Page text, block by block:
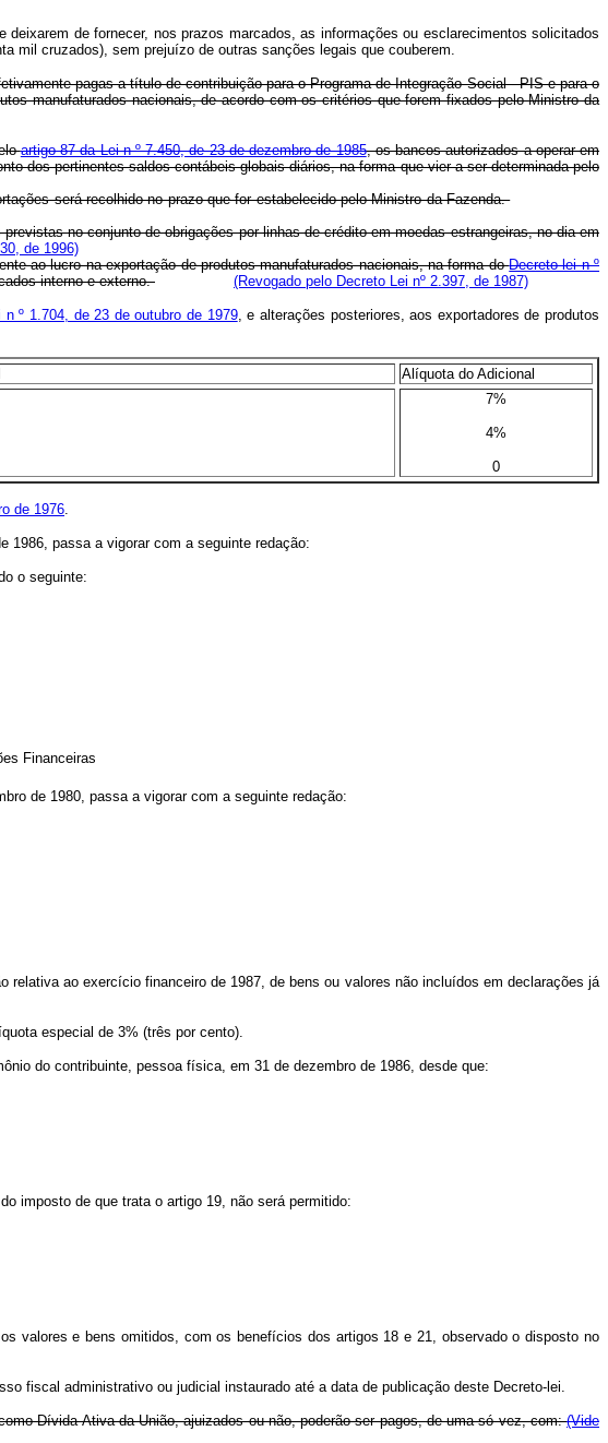
deixarem de fornecer, nos prazos marcados, as informações ou esclarecimentos solicitados
mil cruzados), sem prejuízo de outras sanções legais que couberem.
pagas a título de contribuição para o Programa de Integração Social - PIS e para o
manufaturados nacionais, de acordo com os critérios que forem fixados pelo Ministro da
artigo 87 da Lei n º 7.450, de 23 de dezembro de 1985, os bancos autorizados a operar em
dos pertinentes saldos contábeis globais diários, na forma que vier a ser determinada pelo
será recolhido no prazo que for estabelecido pelo Ministro da Fazenda.
no conjunto de obrigações por linhas de crédito em moedas estrangeiras, no dia em
de 1996)
ao lucro na exportação de produtos manufaturados nacionais, na forma doDecreto-lei n º
interno e externo. (Revogado pelo Decreto Lei nº 2.397, de 1987)
n º 1.704, de 23 de outubro de 1979, e alterações posteriores, aos exportadores de produtos
Alíquota do Adicional
7%
4%
0
de 1976.
1986, passa a vigorar com a seguinte redação:
o seguinte:
Financeiras
de 1980, passa a vigorar com a seguinte redação:
ao exercício financeiro de 1987, de bens ou valores não incluídos em declarações já
especial de 3% (três por cento).
do contribuinte, pessoa física, em 31 de dezembro de 1986, desde que:
imposto de que trata o artigo 19, não será permitido:
valores e bens omitidos, com os benefícios dos artigos 18 e 21, observado o disposto no
fiscal administrativo ou judicial instaurado até a data de publicação deste Decreto-lei.
Dívida Ativa da União, ajuizados ou não, poderão ser pagos, de uma só vez, com:(Vide